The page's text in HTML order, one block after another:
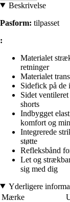
Beskrivelse
Pasform: tilpasset
:
Materialet
retninger
Materialet
Sidefick på de
Sidet
shorts
Indbygget
komfort og
Integrerede
støtte
Refleksbånd
Let og
sig med dig
Yderligere
Mærke